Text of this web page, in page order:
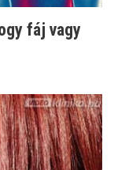
fáj vagy